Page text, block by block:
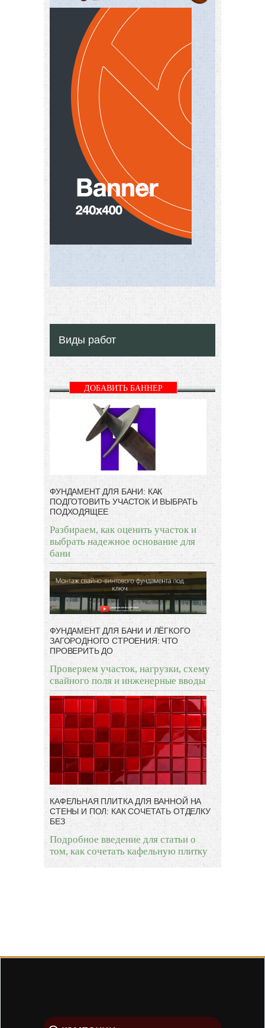
Виды работ
ДОБАВИТЬ БАННЕР
ФУНДАМЕНТ ДЛЯ БАНИ: КАК
ПОДГОТОВИТЬ УЧАСТОК И ВЫБРАТЬ
ПОДХОДЯЩЕЕ
Разбираем, как оценить участок и
выбрать надежное основание для
бани
ФУНДАМЕНТ ДЛЯ БАНИ И ЛЁГКОГО
ЗАГОРОДНОГО СТРОЕНИЯ: ЧТО
ПРОВЕРИТЬ ДО
Проверяем участок, нагрузки, схему
свайного поля и инженерные вводы
КАФЕЛЬНАЯ ПЛИТКА ДЛЯ ВАННОЙ НА
СТЕНЫ И ПОЛ: КАК СОЧЕТАТЬ ОТДЕЛКУ
БЕЗ
Подробное введение для статьи о
том, как сочетать кафельную плитку